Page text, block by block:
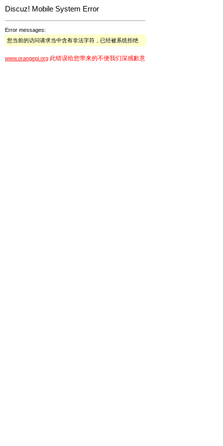
Discuz! Mobile System Error
Error messages:
您当前的访问请求当中含有非法字符，已经被系统拒绝
www.orangepi.org 此错误给您带来的不便我们深感歉意